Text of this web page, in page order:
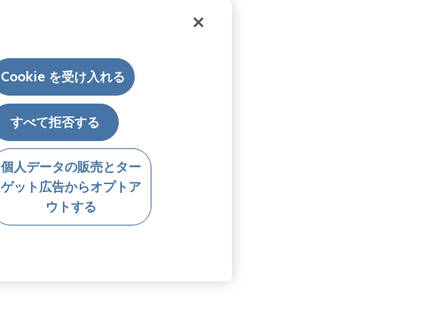
Cookie を受け入れる
すべて拒否する
個人データの販売とター
ゲット広告からオプトア
ウトする